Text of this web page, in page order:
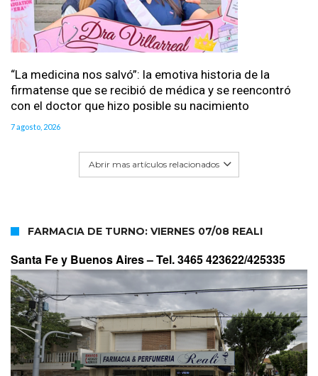
“La medicina nos salvó”: la emotiva historia de la
firmatense que se recibió de médica y se reencontró
con el doctor que hizo posible su nacimiento
7 agosto, 2026
Abrir mas artículos relacionados
FARMACIA DE TURNO: VIERNES 07/08 REALI
Santa Fe y Buenos Aires –Tel. 3465 423622/425335